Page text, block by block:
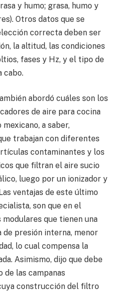
y humo; grasa, humo y
Otros datos que se
correcta deben ser
la altitud, las condiciones
fases y Hz, y el tipo de
cabo.
abordó cuáles son los
de aire para cocina
a saber,
trabajan con diferentes
contaminantes y los
que filtran el aire sucio
luego por un ionizador y
ventajas de este último
son que en el
que tienen una
de presión interna, menor
lo cual compensa la
Asimismo, dijo que debe
las campanas
construcción del filtro